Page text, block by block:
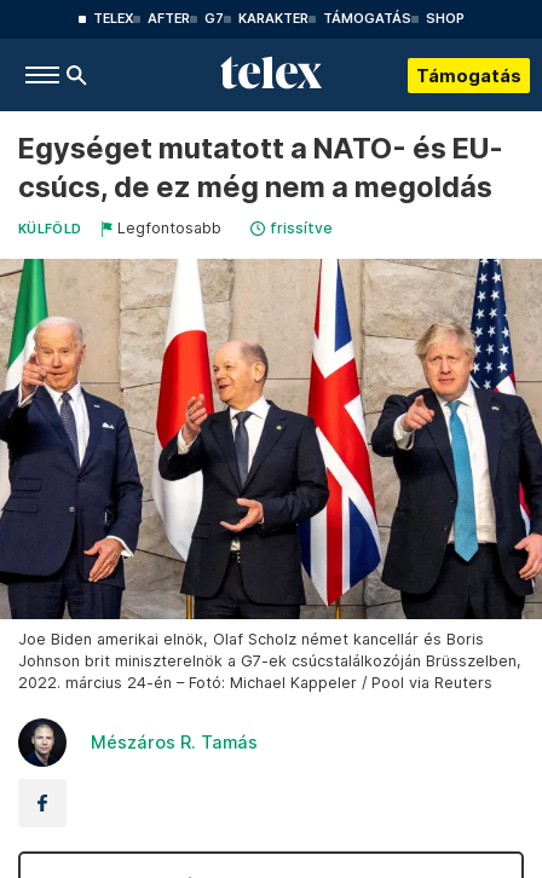
TELEX AFTER G7 KARAKTER TÁMOGATÁS SHOP
Támogatás
Egységet mutatott a NATO- és EU-
csúcs, de ez még nem a megoldás
KÜLFÖLD Legfontosabb frissítve
Joe Biden amerikai elnök, Olaf Scholz német kancellár és Boris
Johnson brit miniszterelnök a G7-ek csúcstalálkozóján Brüsszelben,
2022. március 24-én – Fotó: Michael Kappeler / Pool via Reuters
Mészáros R. Tamás